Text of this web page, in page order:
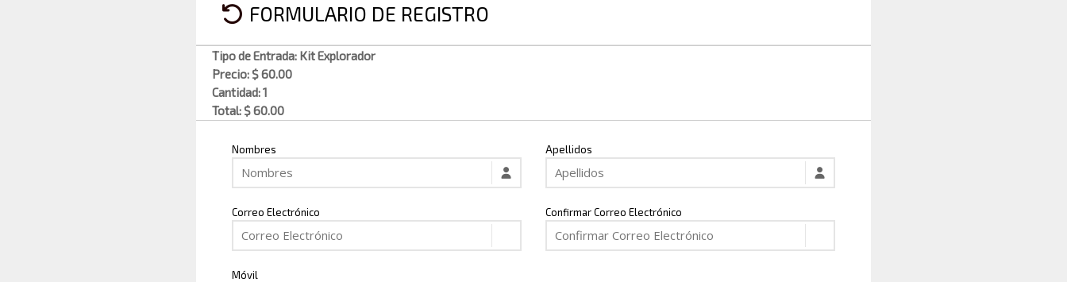
FORMULARIO DE REGISTRO
Tipo de Entrada: Kit Explorador
Precio: $ 60.00
Cantidad: 1
Total: $ 60.00
Nombres Apellidos
Correo Electrónico Confirmar Correo Electrónico
Móvil